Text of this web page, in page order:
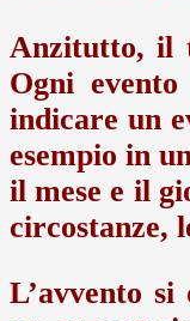
Anzitutto, il
Ogni
indicare un
esempio in
il mese e il
circostanze,
L’avvento